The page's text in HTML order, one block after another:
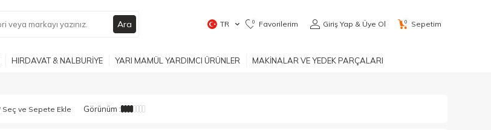
Ara TR 0 Favorilerim Giriş Yap & Üye Ol 0 Sepetim
HIRDAVAT & NALBURİYE YARI MAMÜL YARDIMCI ÜRÜNLER MAKİNALAR VE YEDEK PARÇALARI
Seç ve Sepete Ekle Görünüm :